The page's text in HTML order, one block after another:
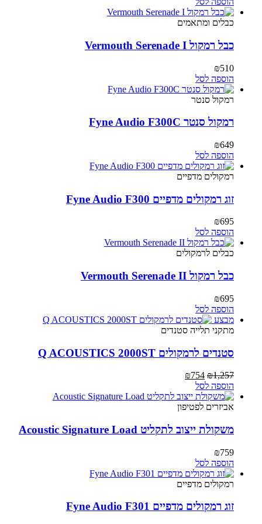
היה:
₪773.
הוא:
₪335.
כבלים ומתאמים
כבל רמקול Vermouth Serenade I
₪510
הוספה לסל
רמקול סנטר
רמקול סנטר Fyne Audio F300C
₪649
הוספה לסל
רמקולים מדפיים
זוג רמקולים מדפיים Fyne Audio F300
₪695
הוספה לסל
כבלים לרמקולים
כבל רמקול Vermouth Serenade II
₪695
הוספה לסל
מבצע
מתקני תלייה ‏סטנדים
סטנדים לרמקולים Q ACOUSTICS 2000ST
₪1,257
המחיר
המקורי
היה:
₪1,257.
₪754
הוא:
₪754.
הוספה לסל
אביזרים לפטיפון
משקולת ייצוב לתקליט Acoustic Signature Load
₪759
הוספה לסל
רמקולים מדפיים
זוג רמקולים מדפיים Fyne Audio F301